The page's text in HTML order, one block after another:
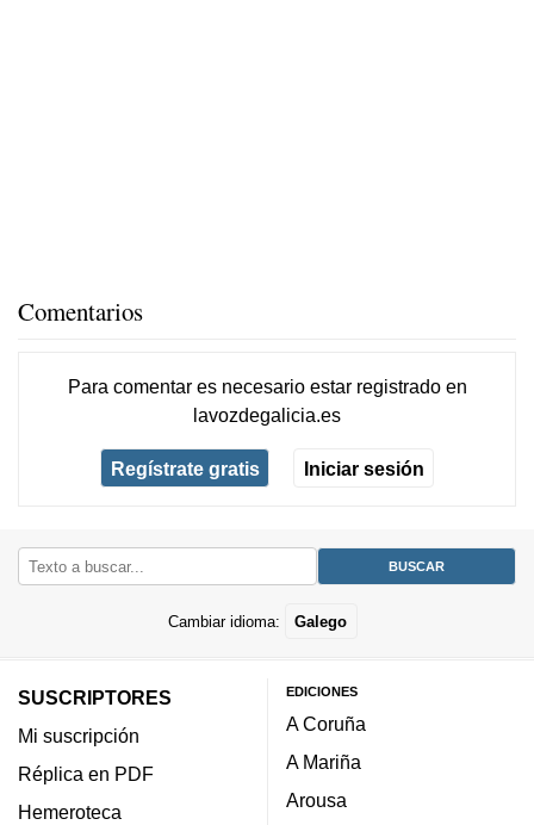
Comentarios
Para comentar es necesario estar registradoen
lavozdegalicia.es
Regístrate gratis Iniciar sesión
Cambiar idioma: Galego
SUSCRIPTORES
Mi suscripción
Réplica en PDF
Hemeroteca
EDICIONES
A Coruña
A Mariña
Arousa